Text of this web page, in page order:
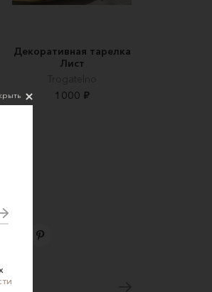
Декоративная тарелка
Лист
Trogatelno
1000 ₽